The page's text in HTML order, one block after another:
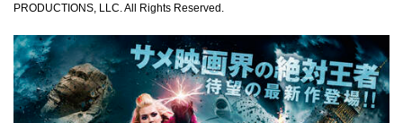
PRODUCTIONS, LLC. All Rights Reserved.